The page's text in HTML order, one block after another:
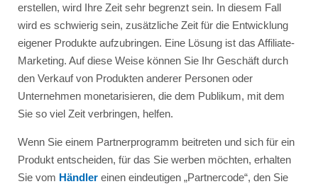
erstellen, wird Ihre Zeit sehr begrenzt sein. In diesem Fall
wird es schwierig sein, zusätzliche Zeit für die Entwicklung
eigener Produkte aufzubringen. Eine Lösung ist das Affiliate-
Marketing. Auf diese Weise können Sie Ihr Geschäft durch
den Verkauf von Produkten anderer Personen oder
Unternehmen monetarisieren, die dem Publikum, mit dem
Sie so viel Zeit verbringen, helfen.
Wenn Sie einem Partnerprogramm beitreten und sich für ein
Produkt entscheiden, für das Sie werben möchten, erhalten
Sie vom Händlereinen eindeutigen „Partnercode“, den Sie